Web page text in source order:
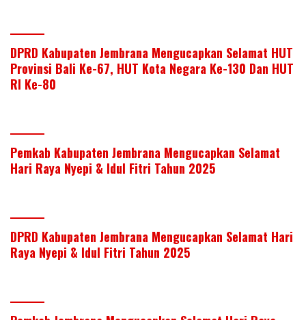
DPRD Kabupaten Jembrana Mengucapkan Selamat HUT
Provinsi Bali Ke-67, HUT Kota Negara Ke-130 Dan HUT
RI Ke-80
Pemkab Kabupaten Jembrana Mengucapkan Selamat
Hari Raya Nyepi & Idul Fitri Tahun 2025
DPRD Kabupaten Jembrana Mengucapkan Selamat Hari
Raya Nyepi & Idul Fitri Tahun 2025